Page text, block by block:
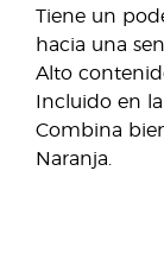
Tiene un
hacia una
Alto
Incluido en
Combina
Naranja.